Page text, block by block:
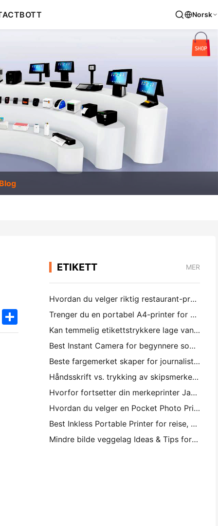
BOTT Norsk
TwitterShare
ETIKETT MER
Hvordan du velger riktig restaurant-programvare for din lille eller middelsstørrelse Restaurant
Trenger du en portabel A4-printer for krigsreiser? Hva virker faktisk
Kan temmelig etikettstrykkere lage vannsikkere etiketter for små forretningsprodukter?
Best Instant Camera for begynnere som ikke vil kaste bort papir
Beste fargemerket skaper for journalistering og skrapbooking: Legg mer farge til hver side
Håndsskrift vs. trykking av skipsmerker: Tips for små forretninger i 2026
Hvorfor fortsetter din merkeprinter Jamming?
Hvordan du velger en Pocket Photo Printer: En fullstendig veiledning for journalistering, reise og iPhone brukere
Best Inkless Portable Printer for reise, skole og mobil arbeid: Hanin MT620 Pro-review
Mindre bilde veggelag Ideas & Tips for drom og Dorm Decoration